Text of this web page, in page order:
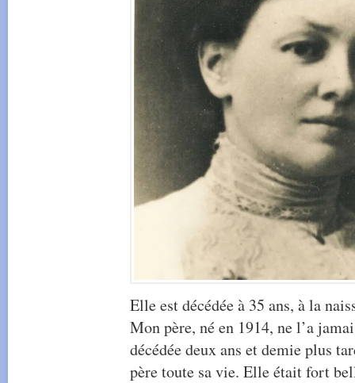
Elle est décédée à 35 ans, à la
Mon père, né en 1914, ne l’a
décédée deux ans et demie plus
père toute sa vie. Elle était fort